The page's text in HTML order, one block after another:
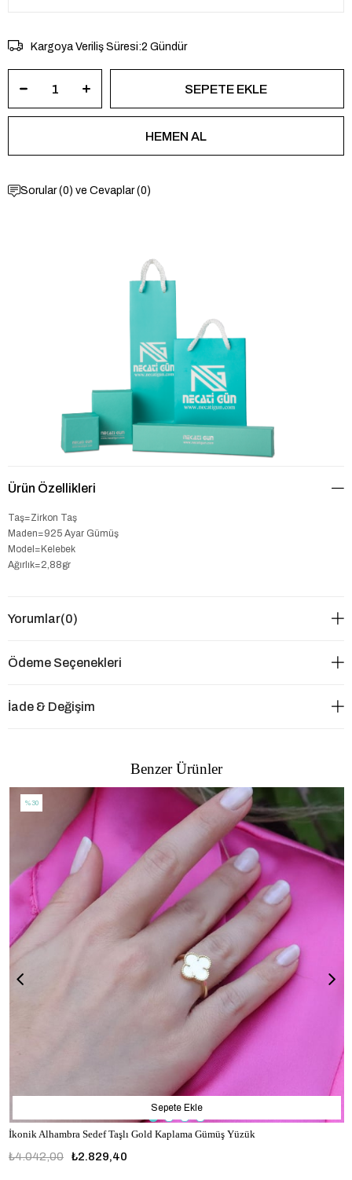
Kargoya Veriliş Süresi:2 Gündür
Sorular (0) ve Cevaplar (0)
Ürün Özellikleri
Taş=Zirkon Taş
Maden=925 Ayar Gümüş
Model=Kelebek
Ağırlık=2,88gr
Yorumlar(0)
Ödeme Seçenekleri
İade & Değişim
Benzer Ürünler
İkonik Alhambra Sedef Taşlı Gold Kaplama Gümüş Yüzük
₺2.829,40
₺4.042,00
Sepete Ekle
%30